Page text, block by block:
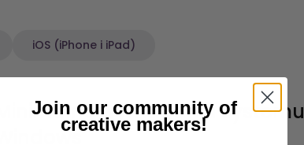
iOS (iPhone i iPad)
Minimalne wymagania systemu
Windows
Join our community of
creative makers!